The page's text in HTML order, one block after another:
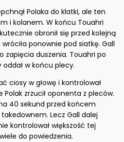
Polaka do klatki, ale ten
i kolanem. W końcu Touahri
obronił się przed kolejną
ponownie pod siatkę. Gall
zapięcia duszenia. Touahri po
w końcu plecy.
ciosy w głowę i kontrolował
Polak zrzucił oponenta z pleców.
40 sekund przed końcem
Lecz Gall dalej
kontrolował większość tej
do powiedzenia.